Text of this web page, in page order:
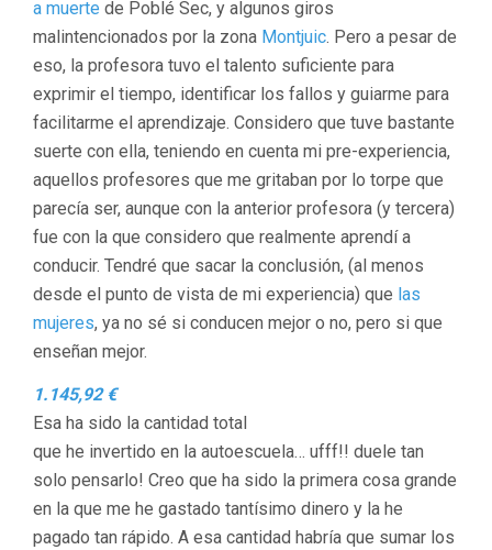
a muerte de Poblé Sec, y algunos giros
malintencionados por la zona Montjuic. Pero a pesar de
eso, la profesora tuvo el talento suficiente para
exprimir el tiempo, identificar los fallos y guiarme para
facilitarme el aprendizaje. Considero que tuve bastante
suerte con ella, teniendo en cuenta mi pre-experiencia,
aquellos profesores que me gritaban por lo torpe que
parecía ser, aunque con la anterior profesora (y tercera)
fue con la que considero que realmente aprendí a
conducir. Tendré que sacar la conclusión, (al menos
desde el punto de vista de mi experiencia) que las
mujeres, ya no sé si conducen mejor o no, pero si que
enseñan mejor.
1.145,92 €
Esa ha sido la cantidad total
que he invertido en la autoescuela… ufff!! duele tan
solo pensarlo! Creo que ha sido la primera cosa grande
en la que me he gastado tantísimo dinero y la he
pagado tan rápido. A esa cantidad habría que sumar los